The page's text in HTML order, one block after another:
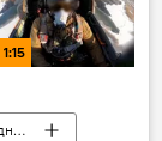
1:15
Спецоперация России по защите Донбасса: последние новости